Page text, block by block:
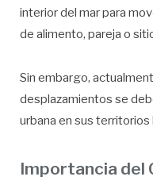
interior del mar para
de alimento, pareja o
Sin embargo,
desplazamientos se
urbana en sus territorios
Importancia del